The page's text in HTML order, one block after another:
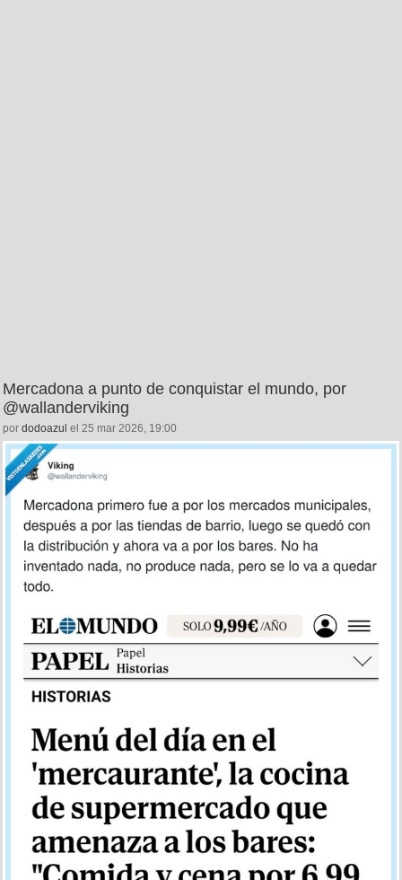
Mercadona a punto de conquistar el mundo, por
@wallanderviking
por dodoazul el 25 mar 2026, 19:00